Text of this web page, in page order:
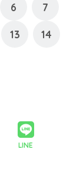
6 7
13 14
LINE